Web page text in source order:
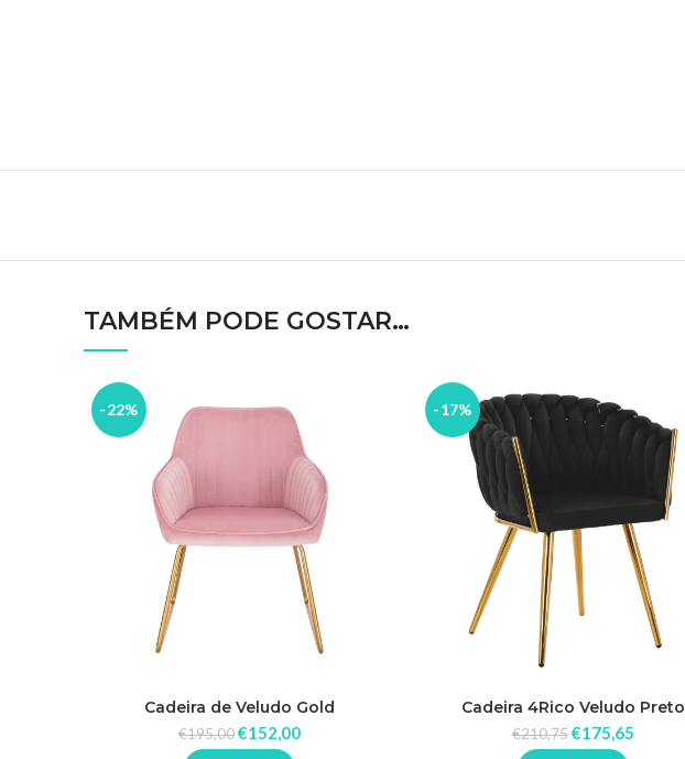
TAMBÉM PODE GOSTAR…
-22%
Cadeira de Veludo Gold
€195,00€152,00
-17%
Cadeira 4Rico Veludo Preto
€210,75€175,65